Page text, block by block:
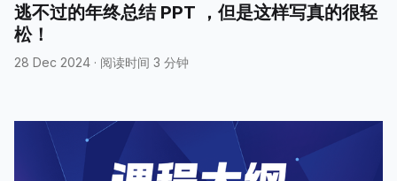
逃不过的年终总结 PPT ，但是这样写真的很轻
松！
28 Dec 2024 · 阅读时间 3 分钟